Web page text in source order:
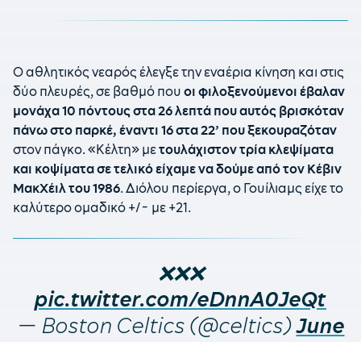
Ο αθλητικός νεαρός έλεγξε την εναέρια κίνηση και στις
δύο πλευρές, σε βαθμό που οι φιλοξενούμενοι έβαλαν
μονάχα 10 πόντους στα 26 λεπτά που αυτός βρισκόταν
πάνω στο παρκέ, έναντι 16 στα 22’ που ξεκουραζόταν
στον πάγκο. «Κέλτη» μετουλάχιστον τρία κλεψίματα
και κοψίματα σε τελικό είχαμε να δούμε από τον Κέβιν
ΜακΧέιλ του 1986. Διόλου περίεργα, ο Γουίλιαμς είχε το
καλύτερο ομαδικό +/- με +21.
❌❌❌
pic.twitter.com/eDnnA0JeQt
— Boston Celtics (@celtics)June